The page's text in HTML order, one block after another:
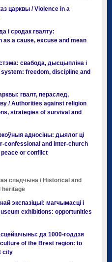
царквы / Violence in a
і сродак гвалту:
a cause, excuse and mean
свабода, дысцыпліна і
freedom, discipline and
гвалт, пераслед,
/ Authorities against religion
strategies of survival and
адносіны: дыялог ці
confessional and inter-church
or conflict
спадчына / Historical and
heritage
экспазіцыі: магчымасці і
exhibitions: opportunities
да 1000-годдзя
of the Brest region: to
city